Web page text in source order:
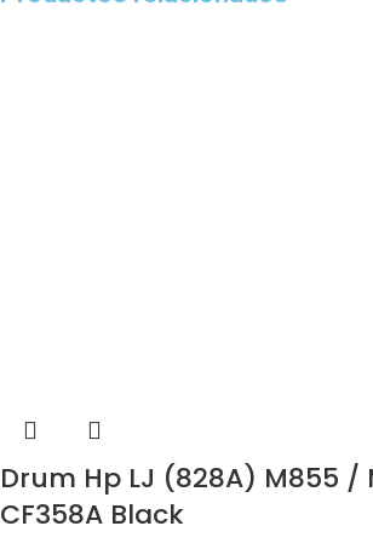
Drum Hp LJ (828A) M855 /
CF358A Black